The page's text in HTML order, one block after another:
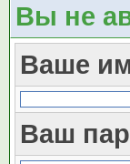
Вы не
Ваше
Ваш